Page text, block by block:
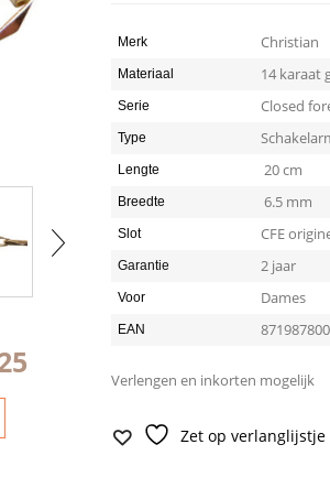
armband
Merk Christian
Materiaal 14 karaat
Serie Closed
Type
Lengte 20 cm
Breedte 6.5 mm
Slot CFE
Garantie 2 jaar
Voor Dames
EAN
Verlengen en inkorten mogelijk
Zet op verlanglijstje